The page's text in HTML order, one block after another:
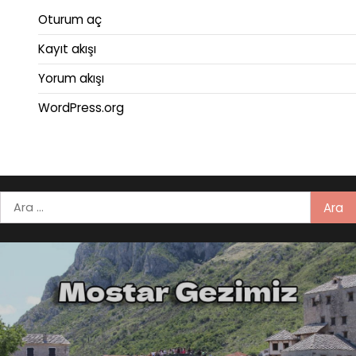
Oturum aç
Kayıt akışı
Yorum akışı
WordPress.org
Arama: